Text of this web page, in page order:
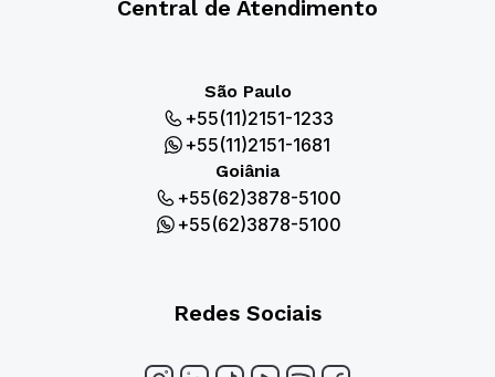
Central de Atendimento
São Paulo
+55(11)2151-1233
+55(11)2151-1681
Goiânia
+55(62)3878-5100
+55(62)3878-5100
Redes Sociais